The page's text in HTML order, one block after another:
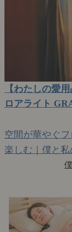
【わたしの愛
ロアライト
空間が華やぐフ
楽しむ｜僕と